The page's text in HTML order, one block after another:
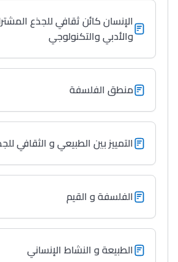
الإنسان كائن ثقافي للجذع
والأدبي والتكنولوجي
منطق الفلسفة
التمييز بين الطبيعي و الثقافي
الفلسفة و القيم
الطبيعة و النشاط الإنساني